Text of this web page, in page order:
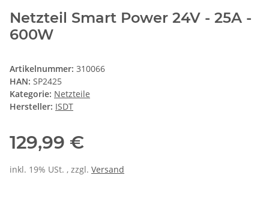
Netzteil Smart Power 24V - 25A -
600W
Artikelnummer: 310066
HAN: SP2425
Kategorie: Netzteile
Hersteller: ISDT
129,99 €
inkl. 19% USt. , zzgl. Versand